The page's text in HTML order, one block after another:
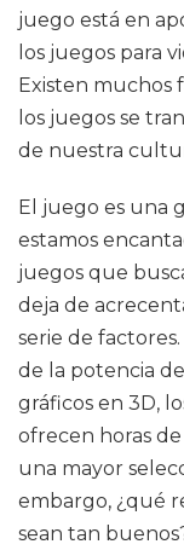
juego está en
los juegos para
Existen muchos
los juegos se
de nuestra
El juego es una
estamos
juegos que
deja de
serie de
de la potencia
gráficos en 3D,
ofrecen horas
una mayor
embargo, ¿qué
sean tan